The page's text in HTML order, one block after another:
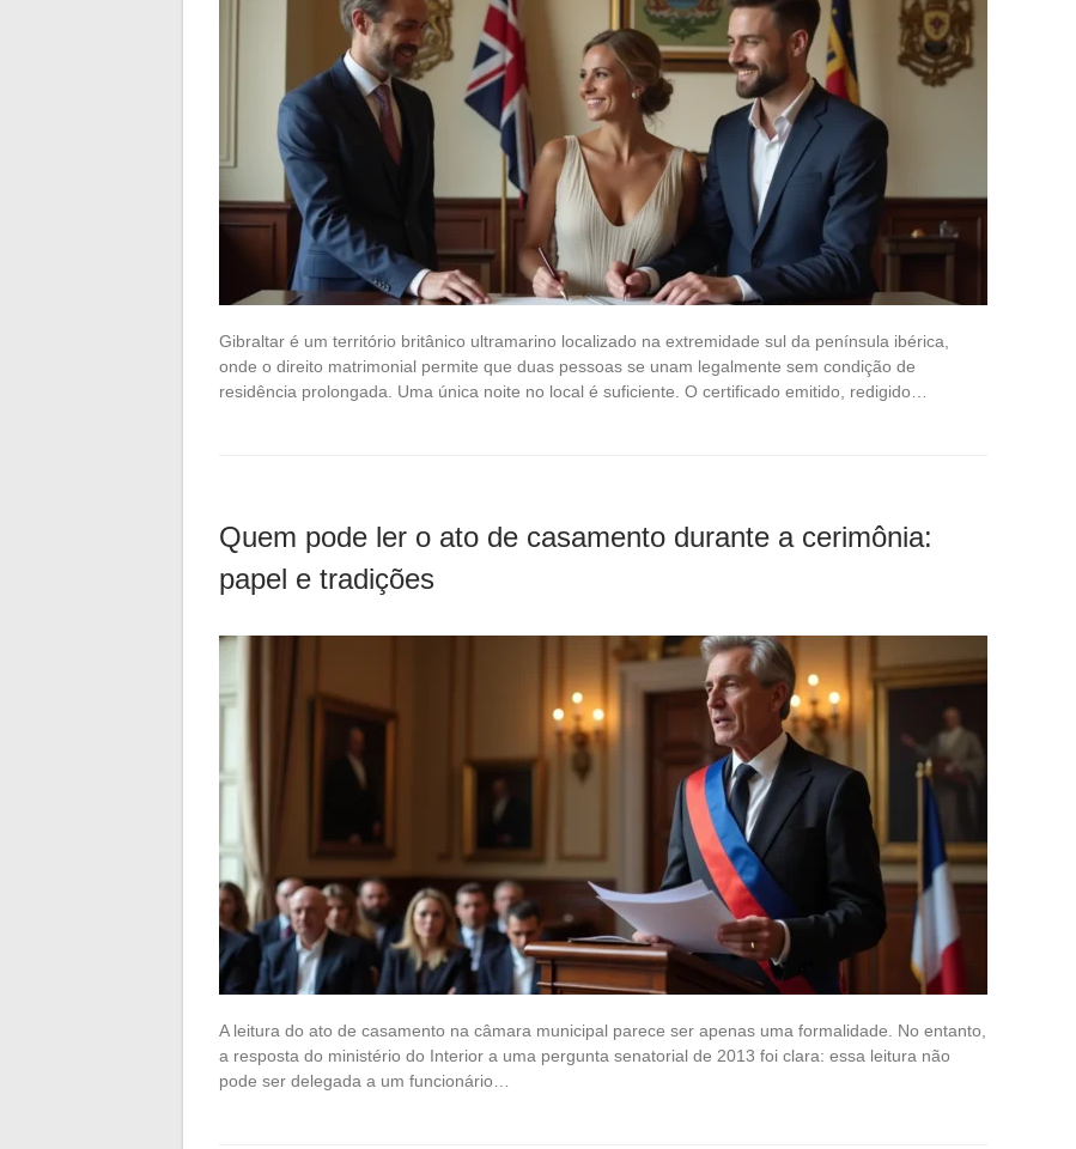
Gibraltar é um território britânico ultramarino localizado na extremidade sul da península ibérica,
onde o direito matrimonial permite que duas pessoas se unam legalmente sem condição de
residência prolongada. Uma única noite no local é suficiente. O certificado emitido, redigido…
Quem pode ler o ato de casamento durante a cerimônia:
papel e tradições
A leitura do ato de casamento na câmara municipal parece ser apenas uma formalidade. No entanto,
a resposta do ministério do Interior a uma pergunta senatorial de 2013 foi clara: essa leitura não
pode ser delegada a um funcionário…